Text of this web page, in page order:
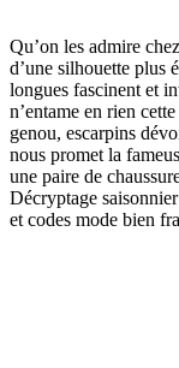
Qu’on les admire
d’une silhouette plus
longues fascinent et
n’entame en rien
genou, escarpins
nous promet la
une paire de
Décryptage
et codes mode bien